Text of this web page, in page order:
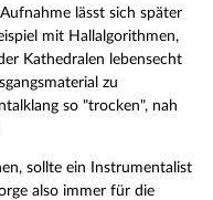
lässt sich später
mit Hallalgorithmen,
Kathedralen lebensecht
zu
so "trocken", nah
sollte ein Instrumentalist
also immer für die